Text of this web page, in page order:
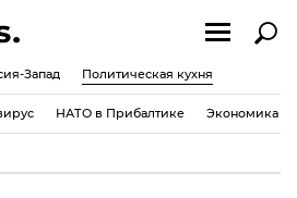
Запад Политическая кухня
НАТО в Прибалтике Экономика